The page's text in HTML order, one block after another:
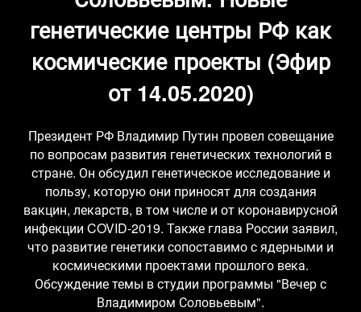
генетические центры РФ как
космические проекты (Эфир
от 14.05.2020)
Президент РФ Владимир Путин провел совещание
по вопросам развития генетических технологий в
стране. Он обсудил генетическое исследование и
пользу, которую они приносят для создания
вакцин, лекарств, в том числе и от коронавирусной
инфекции COVID-2019. Также глава России заявил,
что развитие генетики сопоставимо с ядерными и
космическими проектами прошлого века.
Обсуждение темы в студии программы "Вечер с
Владимиром Соловьевым".